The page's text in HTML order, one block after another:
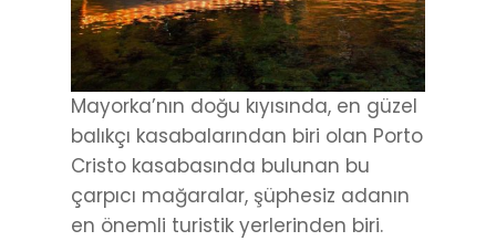
Mayorka’nın doğu kıyısında, en güzel
balıkçı kasabalarından biri olan Porto
Cristo kasabasında bulunan bu
çarpıcı mağaralar, şüphesiz adanın
en önemli turistik yerlerinden biri.